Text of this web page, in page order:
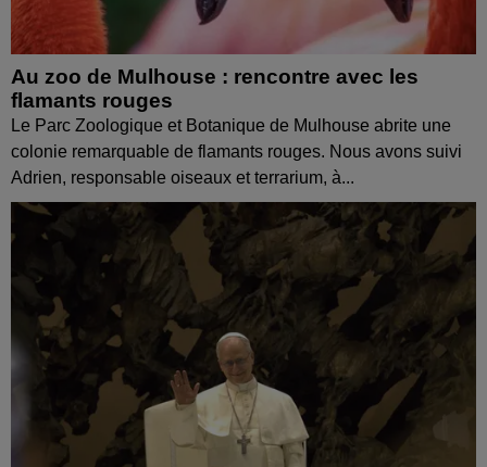
Au zoo de Mulhouse : rencontre avec les
flamants rouges
Le Parc Zoologique et Botanique de Mulhouse abrite une
colonie remarquable de flamants rouges. Nous avons suivi
Adrien, responsable oiseaux et terrarium, à...